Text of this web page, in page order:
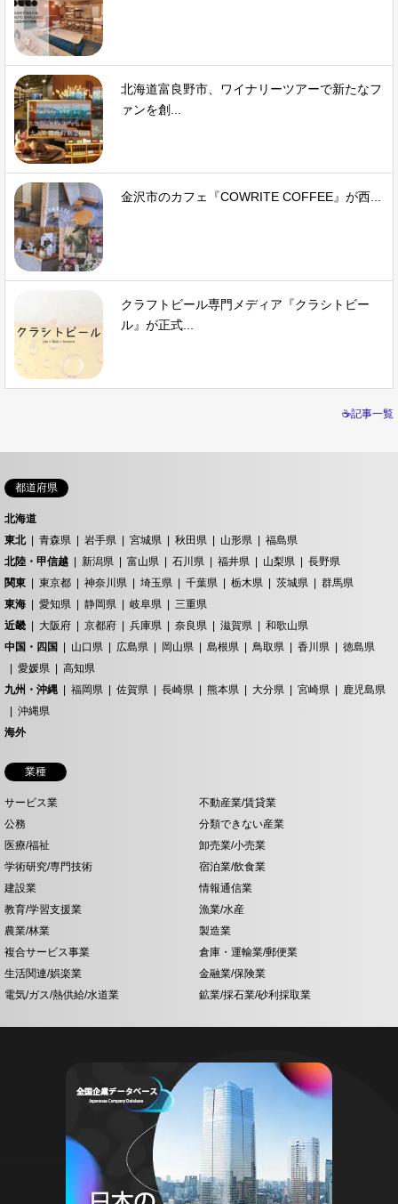
北海道富良野市、ワイナリーツアーで新たなフ
ァンを創...
金沢市のカフェ『COWRITE COFFEE』が西...
クラフトビール専門メディア『クラシトビー
ル』が正式...
☕記事一覧
都道府県
北海道
東北
青森県 岩手県 宮城県 秋田県 山形県
福島県
北陸・甲信越
新潟県 富山県 石川県 福井県 山梨県
長野県
関東
東京都 神奈川県 埼玉県 千葉県 栃木県 茨城県
群馬県
東海
愛知県 静岡県 岐阜県
三重県
近畿
大阪府 京都府 兵庫県 奈良県 滋賀県
和歌山県
中国・四国
山口県 広島県 岡山県 島根県 鳥取県 香川県
徳島県
愛媛県
高知県
九州・沖縄
福岡県 佐賀県 長崎県 熊本県 大分県 宮崎県
鹿児島県
沖縄県
海外
業種
サービス業
不動産業/賃貸業
公務
分類できない産業
医療/福祉
卸売業/小売業
学術研究/専門技術
宿泊業/飲食業
建設業
情報通信業
教育/学習支援業
漁業/水産
農業/林業
製造業
複合サービス事業
倉庫・運輸業/郵便業
生活関連/娯楽業
金融業/保険業
電気/ガス/熱供給/水道業
鉱業/採石業/砂利採取業